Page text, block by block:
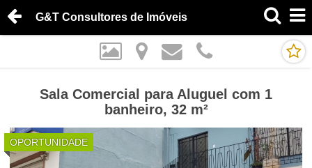
G&T Consultores de Imóveis
Sala Comercial para Aluguel com 1
banheiro, 32 m²
OPORTUNIDADE